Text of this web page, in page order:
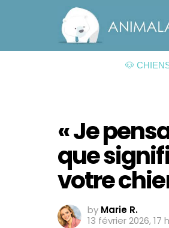
🐶
« Je
que
votre
by Marie R.
13 février 2026, 17